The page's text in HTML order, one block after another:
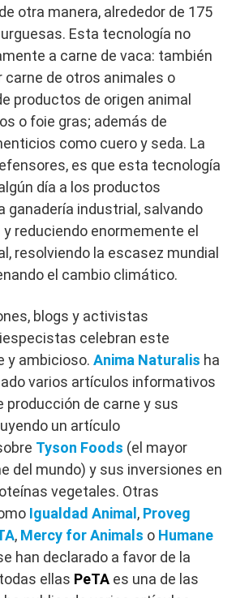
otra manera, alrededor de 175
Esta tecnología no
a carne de vaca: también
carne de otros animales o
productos de origen animal
o foie gras; además de
como cuero y seda. La
es que esta tecnología
día a los productos
ganadería industrial, salvando
reduciendo enormemente el
resolviendo la escasez mundial
el cambio climático.
blogs y activistas
celebran este
y ambicioso. Anima Naturalis ha
varios artículos informativos
producción de carne y sus
un artículo
Tyson Foods (el mayor
del mundo) y sus inversiones en
vegetales. Otras
Igualdad Animal , Proveg
, Mercy for Animals o Humane
han declarado a favor de la
ellas PeTA es una de las